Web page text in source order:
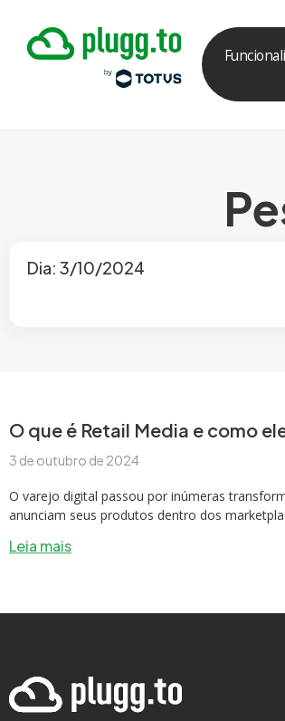
Dia: 3/10/2024
O que é Retail Media e como
3 de outubro de 2024
O varejo digital passou por inúmeras
anunciam seus produtos dentro dos
Leia mais